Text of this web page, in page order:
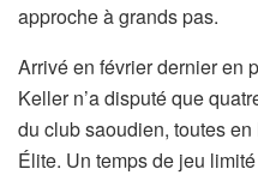
approche à grands pas.
Arrivé en février dernier en
Keller n’a disputé que
du club saoudien, toutes
Élite. Un temps de jeu